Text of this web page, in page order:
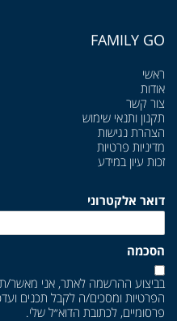
FAMILY GO
ראשי
אודות
צור קשר
תקנון ותנאי שימוש
הצהרת נגישות
מדיניות פרטיות
זכות עיון במידע
דואר אלקטרוני
הסכמה
בביצוע ההרשמה לאתר, אני מאשר/
הפרטיות ומסכים/ה לקבל תכנים
פרסומיים, לכתובת הדוא״ל שלי.